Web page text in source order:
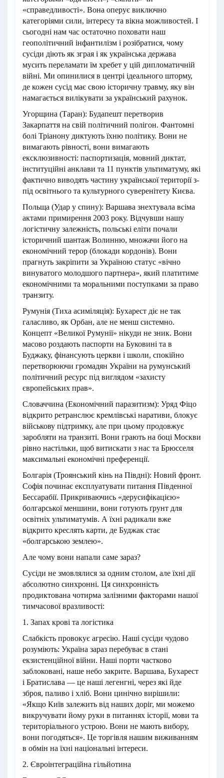
«справедливості». Вона оперує виключно
категоріями сили, інтересу та вікна можливостей. І
сьогодні нам час остаточно поховати наш
геополітичний інфантилізм і розібратися, чому
сусіди діють як зграя і як українська держава
мусить переламати їм хребет у цій дипломатичній
війні. Ми опинилися в центрі ідеального шторму,
де кожен сусід має свою історичну травму, яку він
намагається вилікувати за український рахунок.
Угорщина (Таран): Будапешт перетворив
Закарпаття на свій політичний полігон. Фантомні
болі Тріанону диктують їхню політику. Вони не
вимагають рівності, вони вимагають
ексклюзивності: паспортизація, мовний диктат,
інституційні анклави та 11 пунктів ультиматуму, які
фактично виводять частину української території з-
під освітнього та культурного суверенітету Києва.
Польща (Удар у спину): Варшава знехтувала всіма
актами примирення 2003 року. Відчувши нашу
логістичну залежність, польські еліти почали
історичний шантаж Волинню, множачи його на
економічний терор (блокади кордонів). Вони
прагнуть закріпити за Україною статус «вічно
винуватого молодшого партнера», який платитиме
економічними та моральними поступками за право
транзиту.
Румунія (Тиха асиміляція): Бухарест діє не так
галасливо, як Орбан, але не менш системно.
Концепт «Великої Румунії» нікуди не зник. Вони
масово роздають паспорти на Буковині та в
Буджаку, фінансують церкви і школи, спокійно
перетворюючи громадян України на румунський
політичний ресурс під виглядом «захисту
європейських прав».
Словаччина (Економічний паразитизм): Уряд Фіцо
відкрито ретранслює кремлівські наративи, блокує
військову підтримку, але при цьому продовжує
заробляти на транзиті. Вони грають на боці Москви
рівно настільки, щоб витискати з нас та Брюсселя
максимальні економічні преференції.
Болгарія (Троянський кінь на Півдні): Новий фронт.
Софія починає експлуатувати питання Південної
Бессарабії. Прикриваючись «дерусифікацією»
болгарської меншини, вони готують ґрунт для
освітніх ультиматумів. А їхні радикали вже
відкрито креслять карти, де Буджак стає
«болгарською землею».
Але чому вони напали саме зараз?
Сусіди не змовлялися за одним столом, але їхні дії
абсолютно синхронні. Ця синхронність
продиктована чотирма залізними факторами нашої
тимчасової вразливості:
1. Запах крові та логістика
Слабкість провокує агресію. Наші сусіди чудово
розуміють: Україна зараз перебуває в стані
екзистенційної війни. Наші порти частково
заблоковані, наше небо закрите. Варшава, Бухарест
і Братислава — це наші легенгні, через які йде
зброя, паливо і хліб. Вони цинічно вирішили:
«Якщо Київ залежить від наших доріг, ми можемо
викручувати йому руки в питаннях історії, мови та
територіального устрою. Вони не мають вибору,
вони погодяться». Це торгівля нашим виживанням
в обмін на їхні національні інтереси.
2. Євроінтеграційна гільйотина